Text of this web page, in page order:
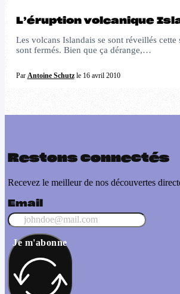
L’éruption volcanique
Les volcans Islandais se sont réveillés
sont fermés. Bien que ça dérange,…
Par Antoine Schutzle 16 avril 2010
Restons connectés
Recevez le meilleur de nos découvertes
Email
Je m'abonne